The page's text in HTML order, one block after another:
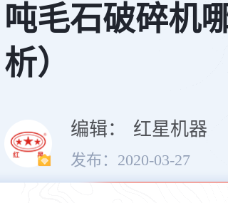
吨毛石破碎机
析）
编辑： 红星机器
发布：2020-03-27